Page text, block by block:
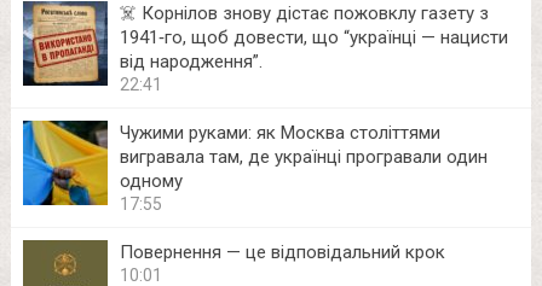
☠️ Корнілов знову дістає пожовклу газету з
1941‑го, щоб довести, що “українці — нацисти
від народження”.
22:41
Чужими руками: як Москва століттями
вигравала там, де українці програвали один
одному
17:55
Повернення — це відповідальний крок
10:01